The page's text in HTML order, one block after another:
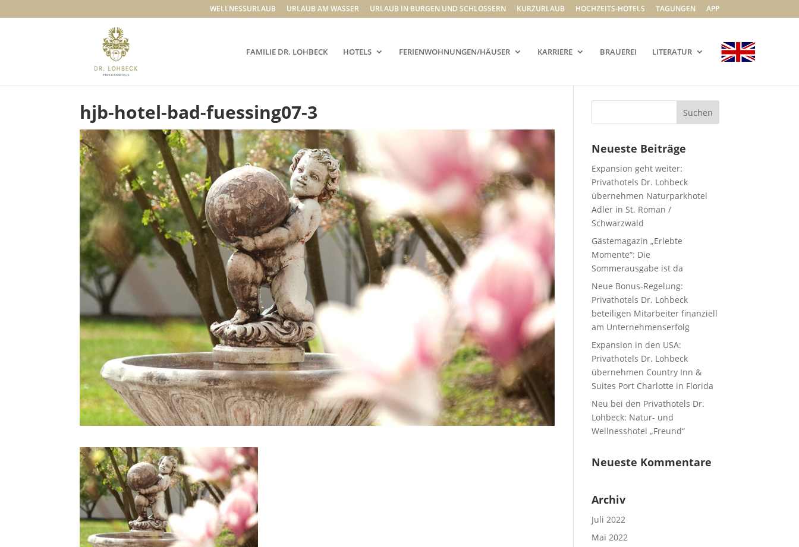
WELLNESSURLAUB URLAUB AM WASSER URLAUB IN BURGEN UND SCHLÖSSERN KURZURLAUB HOCHZEITS-HOTELS TAGUNGEN APP
FAMILIE DR. LOHBECK HOTELS FERIENWOHNUNGEN/HÄUSER KARRIERE BRAUEREI LITERATUR
hjb-hotel-bad-fuessing07-3
Neueste Beiträge
Expansion geht weiter:
Privathotels Dr. Lohbeck
übernehmen Naturparkhotel
Adler in St. Roman /
Schwarzwald
Gästemagazin „Erlebte
Momente“: Die
Sommerausgabe ist da
Neue Bonus-Regelung:
Privathotels Dr. Lohbeck
beteiligen Mitarbeiter finanziell
am Unternehmenserfolg
Expansion in den USA:
Privathotels Dr. Lohbeck
übernehmen Country Inn &
Suites Port Charlotte in Florida
Neu bei den Privathotels Dr.
Lohbeck: Natur- und
Wellnesshotel „Freund“
Neueste Kommentare
Archiv
Juli 2022
Mai 2022